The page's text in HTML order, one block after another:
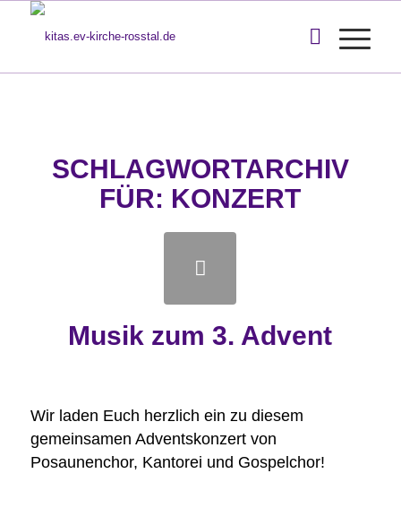
SCHLAGWORTARCHIV
FÜR: KONZERT
Musik zum 3. Advent
Wir laden Euch herzlich ein zu diesem
gemeinsamen Adventskonzert von
Posaunenchor, Kantorei und Gospelchor!